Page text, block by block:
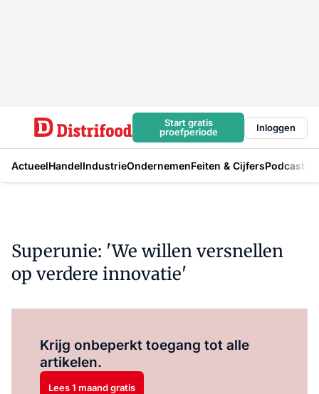
Start gratis
proefperiode
Inloggen
ActueelHandelIndustrieOndernemenFeiten & CijfersPodcast
Superunie: 'We willen versnellen
op verdere innovatie'
Krijg onbeperkt toegang tot alle
artikelen.
Lees 1 maand gratis